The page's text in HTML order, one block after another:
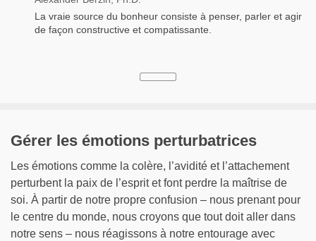
La vraie source du bonheur consiste à penser, parler et agir
de façon constructive et compatissante.
Gérer les émotions perturbatrices
Les émotions comme la colère, l’avidité et l’attachement
perturbent la paix de l’esprit et font perdre la maîtrise de
soi. À partir de notre propre confusion – nous prenant pour
le centre du monde, nous croyons que tout doit aller dans
notre sens – nous réagissons à notre entourage avec